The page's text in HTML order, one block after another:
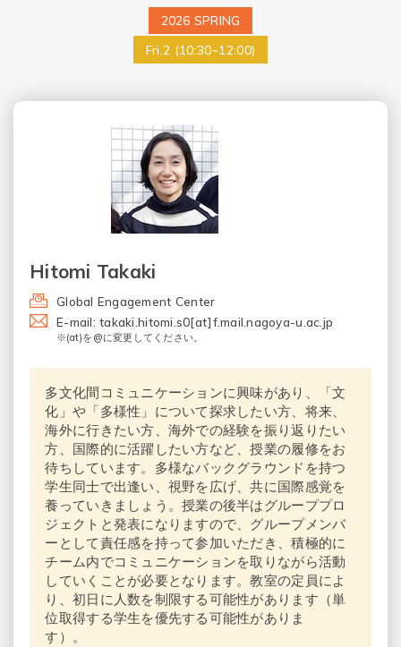
2026 SPRING
Fri.2 (10:30~12:00)
Hitomi Takaki
Global Engagement Center
E-mail: takaki.hitomi.s0[at]f.mail.nagoya-u.ac.jp
※(at)を@に変更してください。
多文化間コミュニケーションに興味があり、「文
化」や「多様性」について探求したい方、将来、
海外に行きたい方、海外での経験を振り返りたい
方、国際的に活躍したい方など、授業の履修をお
待ちしています。多様なバックグラウンドを持つ
学生同士で出逢い、視野を広げ、共に国際感覚を
養っていきましょう。授業の後半はグループプロ
ジェクトと発表になりますので、グループメンバ
ーとして責任感を持って参加いただき、積極的に
チーム内でコミュニケーションを取りながら活動
していくことが必要となります。教室の定員によ
り、初日に人数を制限する可能性があります（単
位取得する学生を優先する可能性がありま
す）。